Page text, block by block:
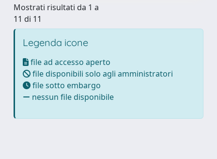
Mostrati risultati da 1 a
11 di 11
Legenda icone
file ad accesso aperto
file disponibili solo agli amministratori
file sotto embargo
nessun file disponibile